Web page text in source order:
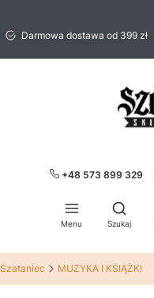
Darmowa dostawa od 399 zł
+48 573 899 329
Menu
Otwórz
Szukaj
Szataniec MUZYKA I KSIĄŻKI